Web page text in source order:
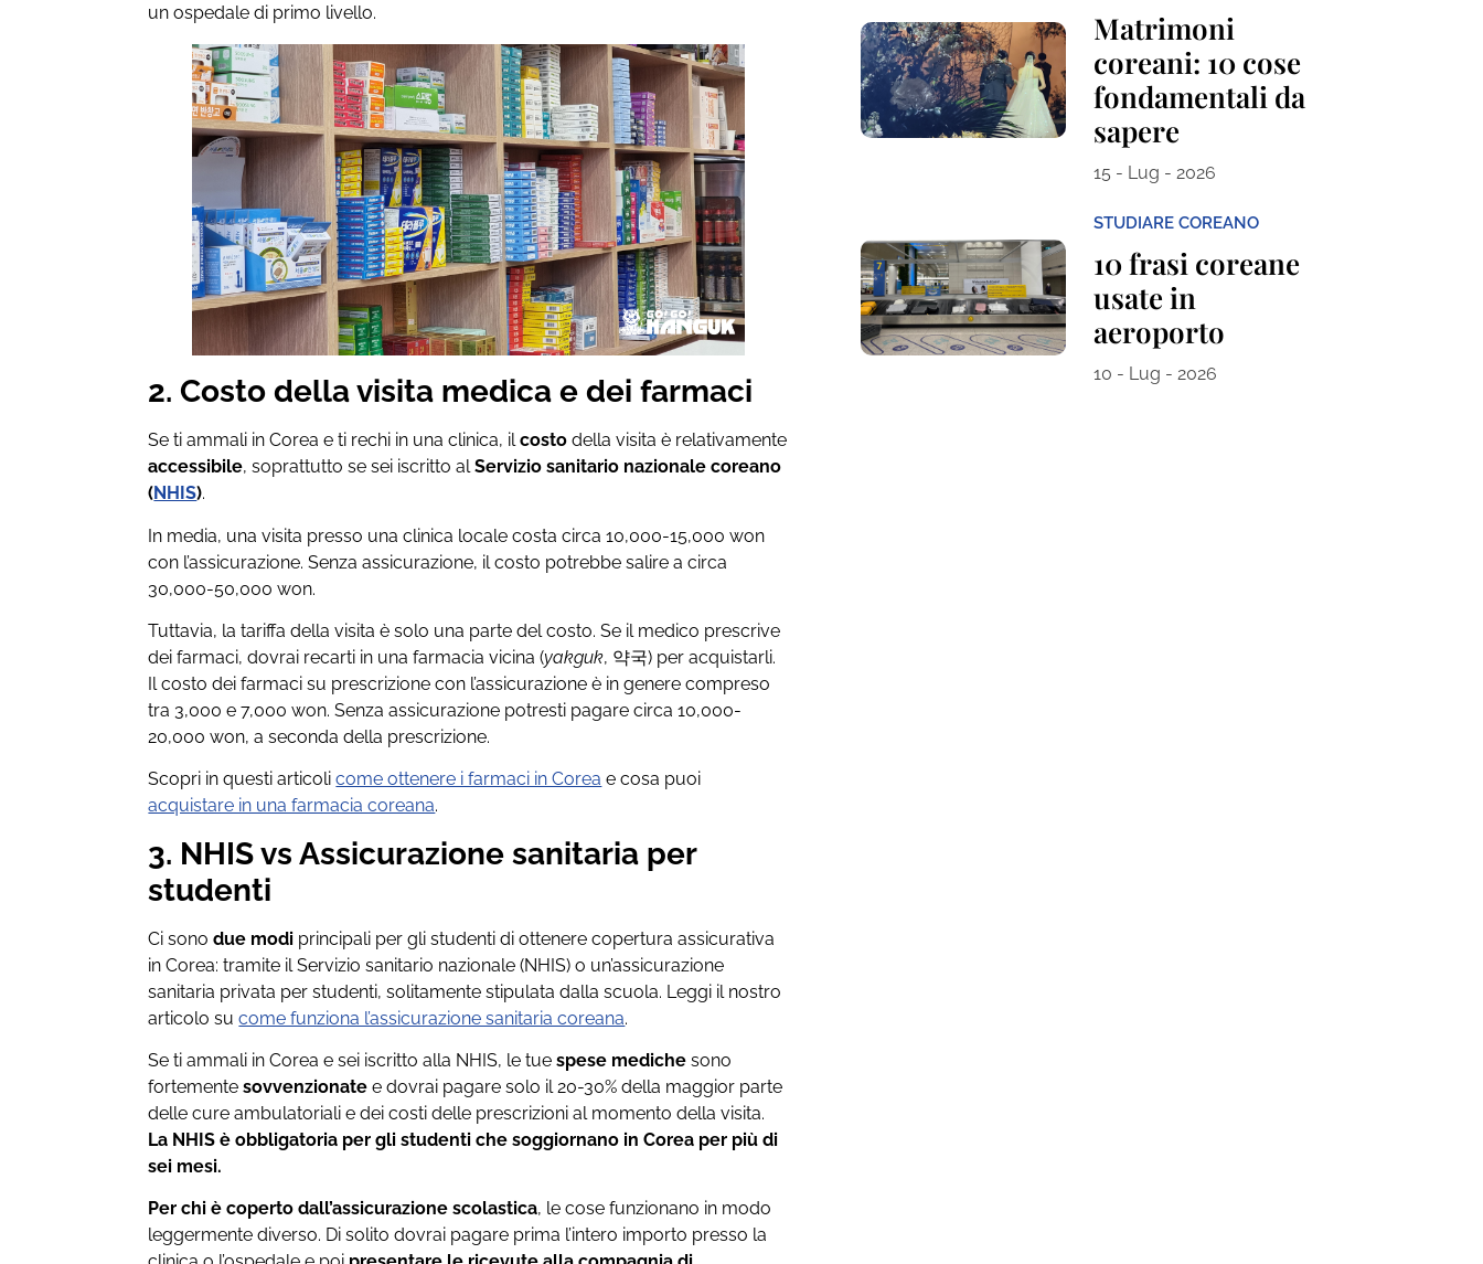
un ospedale di primo livello.
2. Costo della visita medica e dei farmaci
Se ti ammali in Corea e ti rechi in una clinica, ilcosto della visita è relativamente
accessibile, soprattutto se sei iscritto alServizio sanitario nazionale coreano
(NHIS).
In media, una visita presso una clinica locale costa circa 10,000-15,000 won
con l’assicurazione. Senza assicurazione, il costo potrebbe salire a circa
30,000-50,000 won.
Tuttavia, la tariffa della visita è solo una parte del costo. Se il medico prescrive
dei farmaci, dovrai recarti in una farmacia vicina (yakguk, 약국) per acquistarli.
Il costo dei farmaci su prescrizione con l’assicurazione è in genere compreso
tra 3,000 e 7,000 won. Senza assicurazione potresti pagare circa 10,000-
20,000 won, a seconda della prescrizione.
Scopri in questi articolicome ottenere i farmaci in Corea e cosa puoi
acquistare in una farmacia coreana.
3. NHIS vs Assicurazione sanitaria per
studenti
Ci sonodue modi principali per gli studenti di ottenere copertura assicurativa
in Corea: tramite il Servizio sanitario nazionale (NHIS) o un’assicurazione
sanitaria privata per studenti, solitamente stipulata dalla scuola. Leggi il nostro
articolo sucome funziona l’assicurazione sanitaria coreana.
Se ti ammali in Corea e sei iscritto alla NHIS, le tuespese medichesono
fortementesovvenzionate e dovrai pagare solo il 20-30% della maggior parte
delle cure ambulatoriali e dei costi delle prescrizioni al momento della visita.
La NHIS è obbligatoria per gli studenti che soggiornano in Corea per più di
sei mesi.
Per chi è coperto dall’assicurazione scolastica, le cose funzionano in modo
leggermente diverso. Di solito dovrai pagare prima l’intero importo presso la
Matrimoni
coreani: 10 cose
fondamentali da
sapere
15 - Lug - 2026
STUDIARE COREANO
10 frasi coreane
usate in
aeroporto
10 - Lug - 2026